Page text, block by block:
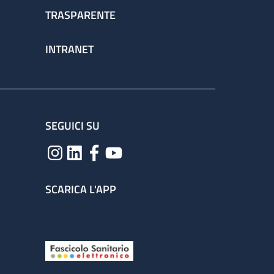
TRASPARENTE
INTRANET
SEGUICI SU
SCARICA L'APP